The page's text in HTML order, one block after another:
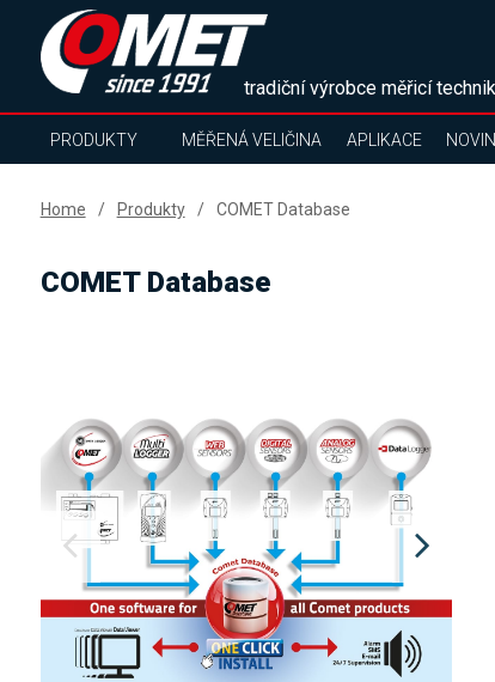
tradiční výrobce měřicí
PRODUKTY MĚŘENÁ VELIČINA APLIKACE
Home Produkty COMET Database
COMET Database